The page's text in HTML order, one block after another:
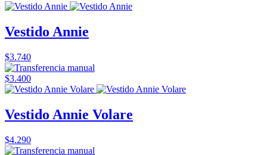
Vestido Annie
$3.740
$3.400
Vestido Annie Volare
$4.290